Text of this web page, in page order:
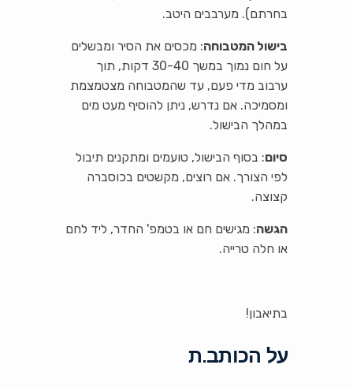
בחרתם). מערבבים היטב.
בישול המטבוחה: מכסים את הסיר ומבשלים
על חום נמוך במשך 30-40 דקות, תוך
ערבוב מדי פעם, עד שהמטבוחה מצטמצמת
ומסמיכה. אם נדרש, ניתן להוסיף מעט מים
במהלך הבישול.
סיום: בסוף הבישול, טועמים ומתקנים תיבול
לפי הצורך. אם רוצים, מקשטים בכוסברה
קצוצה.
הגשה: מגישים חם או בטמפ' החדר, ליד לחם
או חלה טרייה.
בתיאבון!
על הכותב.ת